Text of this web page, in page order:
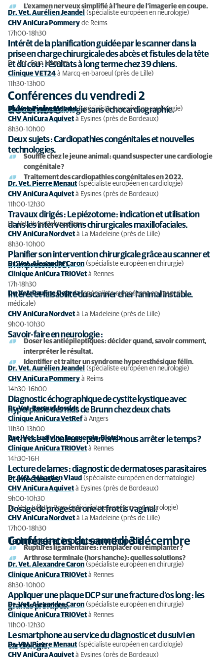
L’examen nerveux simplifié à l’heure de l’imagerie en coupe.
Dr. Vet. Aurélien Jeandel (spécialiste européen en neurologie)
CHV AniCura Pommery de Reims
17h00-18h30
Intérêt de la planification guidée par le scanner dans la
prise en charge chirurgicale des abcès et fistules de la tête
et du cou : résultats à long terme chez 39 chiens.
Dr. Vet. Sara Manzoni
Clinique VET24 à Marcq-en-baroeul (près de Lille)
11h30-13h00
Conférences du vendredi 2
décembre
Exercer en cardiologie sans échocardiographie.
Dr. Vet. Pierre Menaut(spécialiste européen en cardiologie)
CHV AniCura Aquivet à Eysines (près de Bordeaux)
8h30-10h00
Deux sujets : Cardiopathies congénitales et nouvelles
technologies.
Souffle chez le jeune animal : quand suspecter une cardiologie
congénitale ?
Traitement des cardiopathies congénitales en 2022.
Dr. Vet. Pierre Menaut (spécialiste européen en cardiologie)
CHV AniCura Aquivet à Eysines (près de Bordeaux)
11h00-12h30
Travaux dirigés : Le piézotome : indication et utilisation
dans les interventions chirurgicales maxillofaciales.
Dr. Vet. Yves Debosschere
CHV AniCura Nordvet à La Madeleine (près de Lille)
8h30-10h00
Planifier son intervention chirurgicale grâce au scanner et
à l’impression 3D.
Dr. Vet. Alexandre Caron (spécialiste européen en chirurgie)
Clinique AniCura TRIOVet à Rennes
17h-18h30
Intérêt et faisabilité du scanner cher l’animal instable.
Dr. Vet. Pauline Deprez(spécialiste européenne en imagerie
médicale)
CHV AniCura Nordvet à La Madeleine (près de Lille)
9h00-10h30
Savoir-faire en neurologie :
Doser les antiépileptiques : décider quand, savoir comment,
interpréter le résultat.
Identifier et traiter un syndrome hyperesthésique félin.
Dr. Vet. Aurélien Jeandel (spécialiste européen en neurologie)
CHV AniCura Pommery à Reims
14h30-16h00
Diagnostic échographique de cystite kystique avec
hyperplasie des nids de Brunn chez deux chats
Dr. Vet. Renaud Jossier
Clinique AniCura VetRef à Angers
11h30-13h00
Arthrose et douleurs : pouvons-nous arrêter le temps ?
Dre. Vet. Ludivine Jacquemin-Bietrix
Clinique AniCura TRIOVet à Rennes
14h30-16H
Lecture de lames : diagnostic de dermatoses parasitaires
et infectieuses.
Dr. Vet. Sébastien Viaud (spécialiste européen en dermatologie)
CHV AniCura Aquivet à Eysines (près de Bordeaux)
9h00-10h30
Dosage de progestérone et frottis vaginal.
Dr. Vet. Juliette Roos (spécialiste européenne en neurologie)
CHV AniCura Nordvet à La Madeleine (près de Lille)
17h00-18h30
Conférences du samedi 3 décembre
Technologie et implants en orthopédie :
Ruptures ligamentaires : remplacer ou réimplanter ?
Arthrose terminale (hors hanche) : quelles solutions ?
Dr. Vet. Alexandre Caron (spécialiste européen en chirurgie)
Clinique AniCura TRIOVet à Rennes
8h30-10h00
Appliquer une plaque DCP sur une fracture d’os long : les
grands principes.
Dr. Vet. Alexandre Caron (spécialiste européen en chirurgie)
Clinique AniCura TRIOVet à Rennes
11h00-12h30
Le smartphone au service du diagnostic et du suivi en
cardiologie.
Dr. Vet. Pierre Menaut (spécialiste européen en cardiologie)
CHV AniCura Aquivet à Eysines (près de Bordeaux)